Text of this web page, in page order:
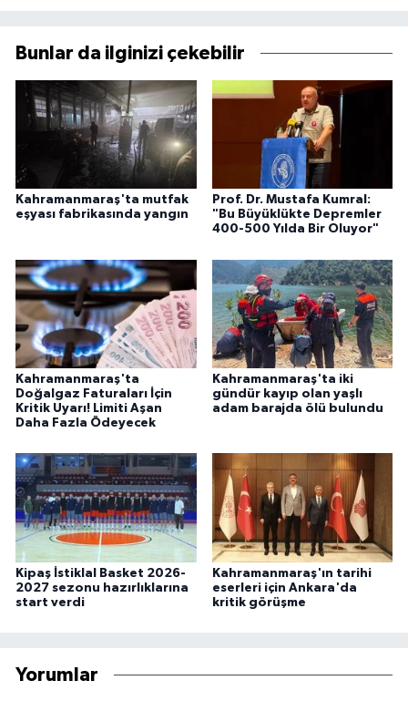
Bunlar da ilginizi çekebilir
Kahramanmaraş'ta mutfak
eşyası fabrikasında yangın
Prof. Dr. Mustafa Kumral:
"Bu Büyüklükte Depremler
400-500 Yılda Bir Oluyor"
Kahramanmaraş'ta
Doğalgaz Faturaları İçin
Kritik Uyarı! Limiti Aşan
Daha Fazla Ödeyecek
Kahramanmaraş'ta iki
gündür kayıp olan yaşlı
adam barajda ölü bulundu
Kipaş İstiklal Basket 2026-
2027 sezonu hazırlıklarına
start verdi
Kahramanmaraş'ın tarihi
eserleri için Ankara'da
kritik görüşme
Yorumlar